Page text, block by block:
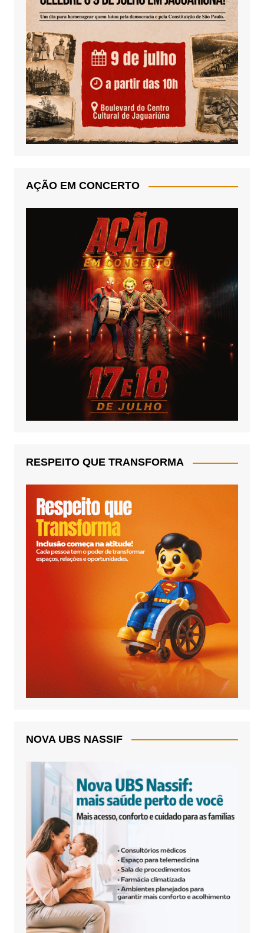
AÇÃO EM CONCERTO
RESPEITO QUE TRANSFORMA
NOVA UBS NASSIF